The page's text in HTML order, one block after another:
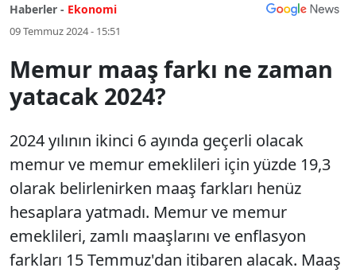
Haberler - Ekonomi
09 Temmuz 2024 - 15:51
Memur maaş farkı ne zaman
yatacak 2024?
2024 yılının ikinci 6 ayında geçerli olacak
memur ve memur emeklileri için yüzde 19,3
olarak belirlenirken maaş farkları henüz
hesaplara yatmadı. Memur ve memur
emeklileri, zamlı maaşlarını ve enflasyon
farkları 15 Temmuz'dan itibaren alacak. Maaş